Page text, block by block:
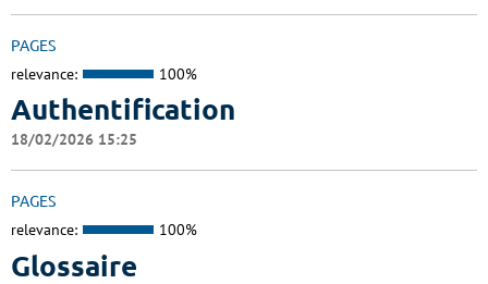
PAGES
relevance: 100%
Authentification
18/02/2026 15:25
PAGES
relevance: 100%
Glossaire